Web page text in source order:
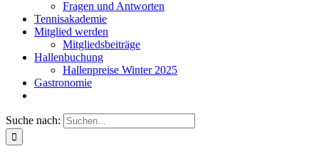
Fragen und Antworten
Tennisakademie
Mitglied werden
Mitgliedsbeiträge
Hallenbuchung
Hallenpreise Winter 2025
Gastronomie
Suche nach: